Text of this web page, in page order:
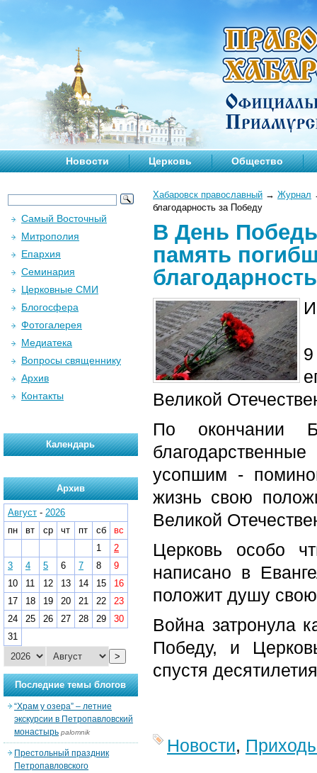
Новости Церковь Общество
Хабаровск православный → Журнал
благодарность за Победу
В День
память
Великой
По окончании
усопшим -
жизнь свою
Великой
Церковь особо
написано в
положит душу
Война затронула
Победу, и
спустя
Новости,
Самый Восточный
Митрополия
Епархия
Семинария
Церковные СМИ
Блогосфера
Фотогалерея
Медиатека
Вопросы священнику
Архив
Контакты
Календарь
Архив
Август - 2026
пн
вт ср чт пт сб
вс
1
2
3
4 5 6 7 8
9
10
11 12 13 14 15
16
17
18 19 20 21 22
23
24
25 26 27 28 29
30
31
>
Последние темы блогов
“Храм у озера” – летние
экскурсии в Петропавловский
монастырь palomnik
Престольный праздник
Петропавловского